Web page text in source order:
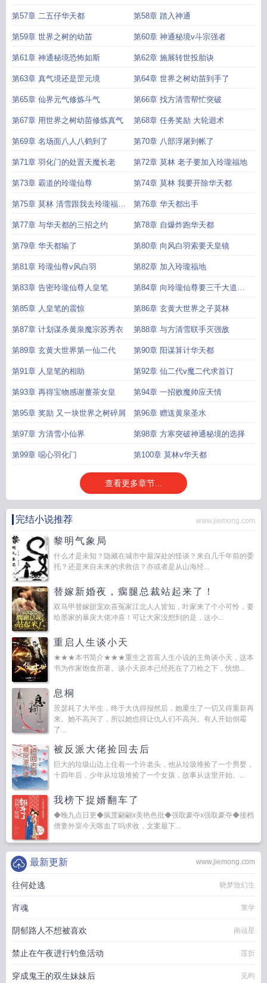
第57章 二五仔华天都 第58章 踏入神通
第59章 世界之树的幼苗 第60章 神通秘境v斗宗强者
第61章 神通秘境恐怖如斯 第62章 施展转世投胎诀
第63章 真气境还是罡元境 第64章 世界之树幼苗到手了
第65章 仙界元气修炼斗气 第66章 找方清雪帮忙突破
第67章 用世界之树幼苗修炼真气 第68章 任务奖励 大轮迴术
第69章 名场面八人八鹤到了 第70章 八部浮屠到帐了
第71章 羽化门的处置天魔长老 第72章 莫林 老子要加入玲瓏福地
第73章 霸道的玲瓏仙尊 第74章 莫林 我要开除华天都
第75章 莫林 清雪跟我去玲瓏福地
吧
第76章 华天都出手
第77章 与华天都的三招之约 第78章 自爆炸跑华天都
第79章 华天都输了 第80章 向风白羽索要天皇镜
第81章 玲瓏仙尊v风白羽 第82章 加入玲瓏福地
第83章 告密玲瓏仙尊人皇笔 第84章 向玲瓏仙尊要三千大道修
炼
第85章 人皇笔的震惊 第86章 玄黄大世界之子莫林
第87章 计划谋杀黄泉魔宗苏秀衣 第88章 与方清雪联手灭强敌
第89章 玄黄大世界第一仙二代 第90章 阳谋算计华天都
第91章 人皇笔的相助 第92章 仙二代v魔二代求首订
第93章 再得宝物感谢薑茶女皇 第94章 一招败魔帅应天情
第95章 奖励 又一块世界之树碎屑 第96章 赠送黄泉圣水
第97章 方清雪小仙界 第98章 方寒突破神通秘境的选择
第99章 噁心羽化门 第100章 莫林v华天都
查看更多章节...
完结小说推荐 www.jiemong.com
黎明气象局
什么才是未知？隐藏在城市中最深处的怪谈？来自几千年前的委
托？还是来自未来的求救信？亦或者是从山海经...
替嫁新婚夜，瘸腿总裁站起来了！
双马甲替嫁甜宠欢喜冤家江北人人皆知，叶家来了个小可怜，要
给墨家的暴戾大佬冲喜！可让大家没想到的是，这小...
重启人生谈小天
★★★本书简介★★★重生之首富人生小说的主角谈小天，这本
书为作家饱食所著。谈小天原本已经死在了刀枪之下，恍惚...
息桐
景瑟耗了大半生，终于大仇得报然后，她重生了一切又得重新再
来。她不高兴了，所以她也得让仇人们不高兴。有人开始倒霉
了...
被反派大佬捡回去后
巨大的垃圾山边上住着一个许老头，他从垃圾堆捡了一个男婴，
十四年后，少年从垃圾堆捡了一个女孩，故事从这里开始。...
我榜下捉婿翻车了
◆晚九点日更◆疯度翩翩x美艳色批◆强取豪夺x强取豪夺◆接档
僧妻外室今天喀血了吗求收，文案最下...
www.jiemong.com
最新更新
往何处逃 晓梦致幻生
宵魂 覃学
阴郁路人不想被喜欢 南辿星
禁止在午夜进行钓鱼活动 莲折
穿成鬼王的双生妹妹后 见昀